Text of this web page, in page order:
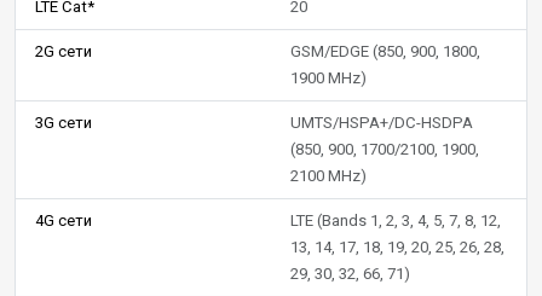
LTE Cat* 20
2G сети
GSM/EDGE (850, 900, 1800,
1900 MHz)
3G сети
UMTS/HSPA+/DC-HSDPA
(850, 900, 1700/2100, 1900,
2100 MHz)
4G сети
LTE (Bands 1, 2, 3, 4, 5, 7, 8, 12,
13, 14, 17, 18, 19, 20, 25, 26, 28,
29, 30, 32, 66, 71)